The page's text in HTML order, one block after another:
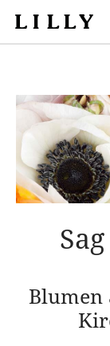
Blumen